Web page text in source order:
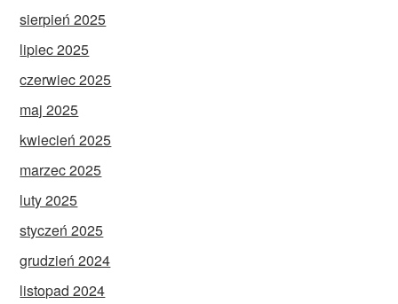
sierpień 2025
lipiec 2025
czerwiec 2025
maj 2025
kwiecień 2025
marzec 2025
luty 2025
styczeń 2025
grudzień 2024
listopad 2024